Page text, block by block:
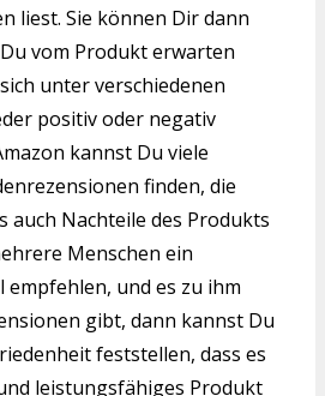
liest. Sie können Dir dann
vom Produkt erwarten
unter verschiedenen
positiv oder negativ
kannst Du viele
finden, die
auch Nachteile des Produkts
Menschen ein
empfehlen, und es zu ihm
gibt, dann kannst Du
feststellen, dass es
leistungsfähiges Produkt